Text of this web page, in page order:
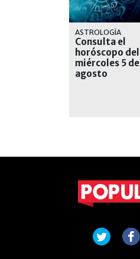
ASTROLOGÍA
Consulta el
horóscopo del
miércoles 5 de
agosto